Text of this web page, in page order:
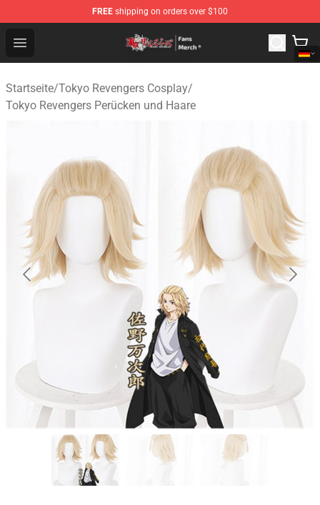
FREE shipping on orders over $100
Open menu
Tokyo Revengers Store - Official Tokyo Revengers
Startseite/Tokyo Revengers Cosplay/
Tokyo Revengers Perücken und Haare